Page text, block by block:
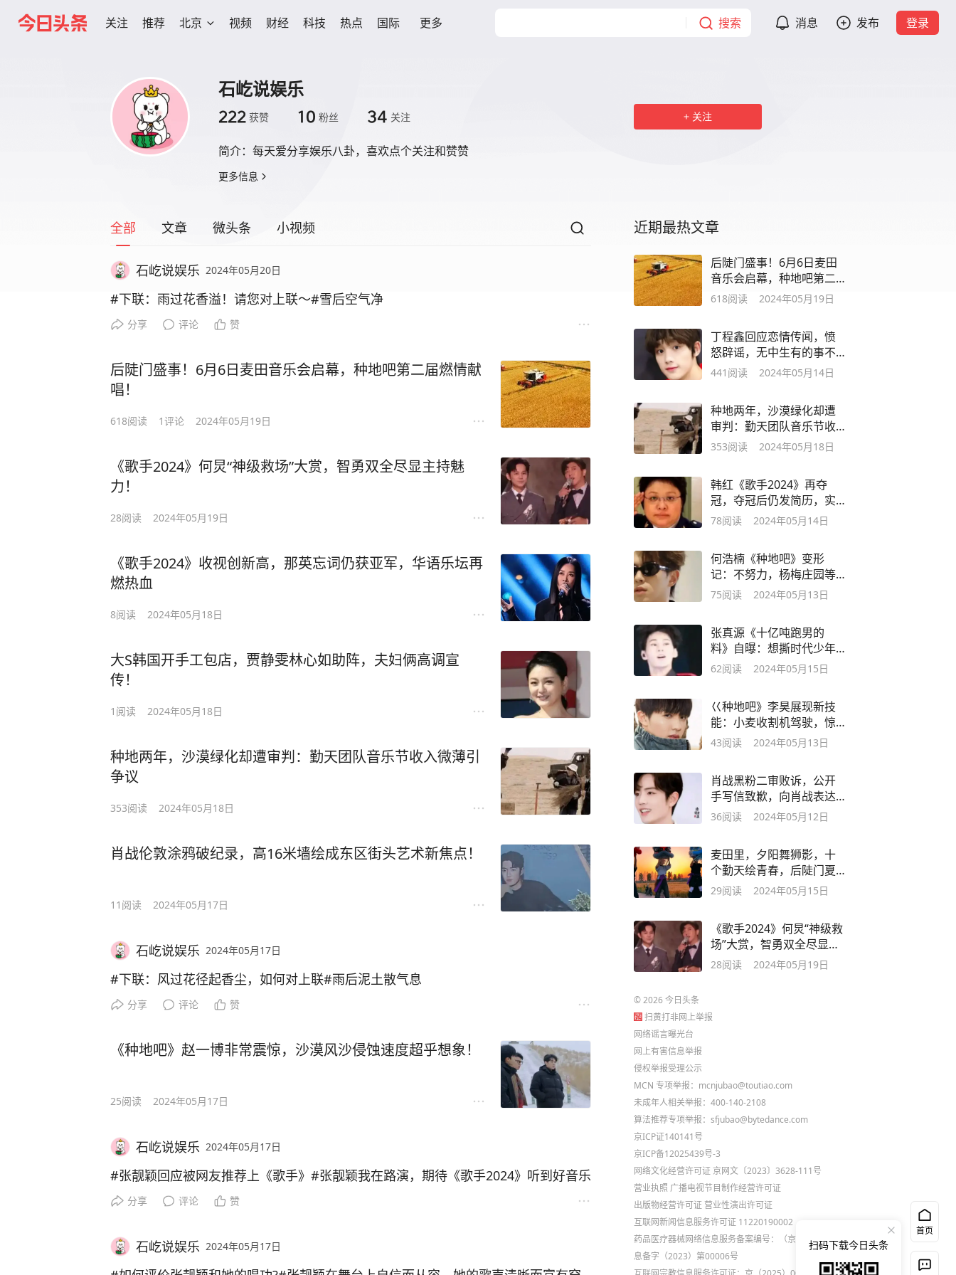
关注 推荐 北京 视频 财经 科技 热点 国际 更多 搜索 消息 发布 登录
石屹说娱乐
222 获赞 10 粉丝 34 关注
简介： 每天爱分享娱乐八卦，喜欢点个关注和赞赞
更多信息
关注
全部 文章 微头条 小视频
石屹说娱乐 2024年05月20日
#下联：雨过花香溢！请您对上联～#雪后空气净
分享 评论 赞
后陡门盛事！6月6日麦田音乐会启幕，种地吧第二届燃情献
唱！
618阅读 1评论 2024年05月19日
《歌手2024》何炅“神级救场”大赏，智勇双全尽显主持魅
力！
28阅读 2024年05月19日
《歌手2024》收视创新高，那英忘词仍获亚军，华语乐坛再
燃热血
8阅读 2024年05月18日
大S韩国开手工包店，贾静雯林心如助阵，夫妇俩高调宣
传！
1 阅读 2024年05月18日
种地两年，沙漠绿化却遭审判：勤天团队音乐节收入微薄引
争议
353阅读 2024年05月18日
肖战伦敦涂鸦破纪录，高16米墙绘成东区街头艺术新焦点！
11 阅读 2024年05月17日
石屹说娱乐 2024年05月17日
#下联：风过花径起香尘，如何对上联#雨后泥土散气息
分享 评论 赞
《种地吧》赵一博非常震惊，沙漠风沙侵蚀速度超乎想象！
25阅读 2024年05月17日
石屹说娱乐 2024年05月17日
#张靓颖回应被网友推荐上《歌手》#张靓颖我在路演，期待《歌手2024》听到好音乐
分享 评论 赞
石屹说娱乐 2024年05月17日
近期最热文章
后陡门盛事！6月6日麦田
音乐会启幕，种地吧第二
届燃情献唱！
618阅读 2024年05月19日
丁程鑫回应恋情传闻，愤
怒辟谣，无中生有的事不
值得浪费时间
441 阅读 2024年05月14日
种地两年，沙漠绿化却遭
审判：勤天团队音乐节收
入微薄引争议
353阅读 2024年05月18日
韩红《歌手2024》再夺
冠，夺冠后仍发简历，实
力被疑？
78阅读 2024年05月14日
何浩楠《种地吧》变形
记：不努力，杨梅庄园等
你继承！
75阅读 2024年05月13日
张真源《十亿吨跑男的
料》自曝：想撕时代少年
团兄弟的名牌！
62阅读 2024年05月15日
巜种地吧》李昊展现新技
能：小麦收割机驾驶，惊
险不断展实力！
43阅读 2024年05月13日
肖战黑粉二审败诉，公开
手写信致歉，向肖战表达
诚挚歉意
36阅读 2024年05月12日
麦田里，夕阳舞狮影，十
个勤天绘青春，后陡门夏
梦启航！
29阅读 2024年05月15日
《歌手2024》何炅“神级救
场”大赏，智勇双全尽显主
持魅力！
28阅读 2024年05月19日
©2026今日头条
扫黄打非网上举报
网络谣言曝光台
网上有害信息举报
侵权举报受理公示
MCN 专项举报：mcnjubao@toutiao.com
未成年人相关举报：400-140-2108
算法推荐专项举报：sfjubao@bytedance.com
京ICP证140141号
京ICP备12025439号-3
网络文化经营许可证 京网文〔2023〕3628-111号
营业执照 广播电视节目制作经营许可证
出版物经营许可证 营业性演出许可证
互联网新闻信息服务许可证 11220190002
药品医疗器械网络信息服务备案编号：（京）网药械信
息备字（2023）第00006号
首页
扫码下载今日头条